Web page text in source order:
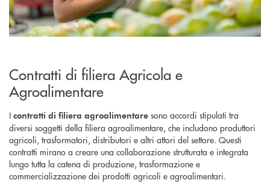
Contratti di filiera Agricola e
Agroalimentare
I contratti di filiera agroalimentare sono accordi stipulati tra
diversi soggetti della filiera agroalimentare, che includono produttori
agricoli, trasformatori, distributori e altri attori del settore. Questi
contratti mirano a creare una collaborazione strutturata e integrata
lungo tutta la catena di produzione, trasformazione e
commercializzazione dei prodotti agricoli e agroalimentari.